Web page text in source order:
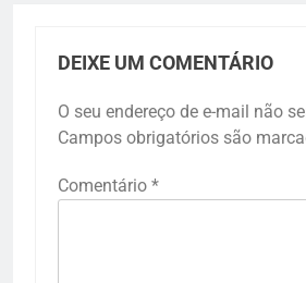
DEIXE UM COMENTÁRIO
O seu endereço de e-mail não
Campos obrigatórios são
Comentário *